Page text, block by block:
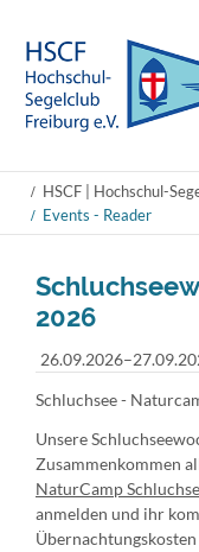
HSCF | Hochschul-
Events - Reader
2026
Schluchsee -
Unsere
Zusammenkommen
NaturCamp
anmelden und ihr